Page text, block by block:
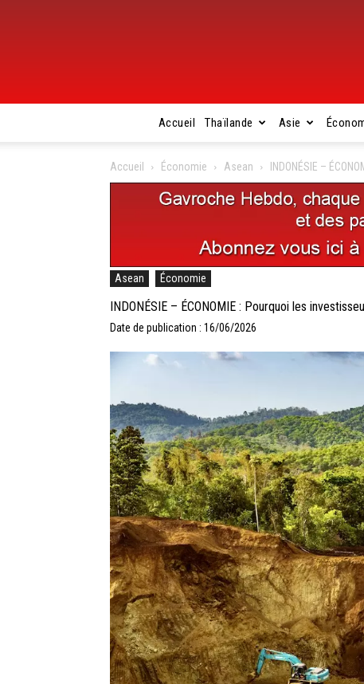
Accueil Thaïlande Asie
Accueil Économie Asean INDONÉSIE –
Asean Économie
INDONÉSIE – ÉCONOMIE : Pourquoi les
Date de publication : 16/06/2026